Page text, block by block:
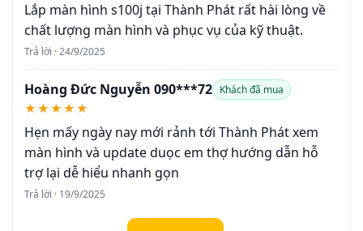
Lắp màn hình s100j tại Thành Phát rất hài lòng về
chất lượng màn hình và phục vụ của kỹ thuật.
Trả lời · 24/9/2025
Hoàng Đức Nguyễn 090***72 Khách đã mua
★★★★★
Hẹn mấy ngày nay mới rảnh tới Thành Phát xem
màn hình và update duọc em thợ hướng dẫn hỗ
trợ lại dễ hiểu nhanh gọn
Trả lời · 19/9/2025